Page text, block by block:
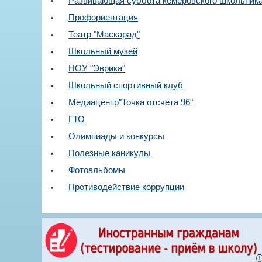
Профориентация
Театр "Маскарад"
Школьный музей
НОУ "Эврика"
Школьный спортивный клуб
Медиацентр"Точка отсчета 96"
ГТО
Олимпиады и конкурсы
Полезные каникулы
Фотоальбомы
Противодействие коррупции